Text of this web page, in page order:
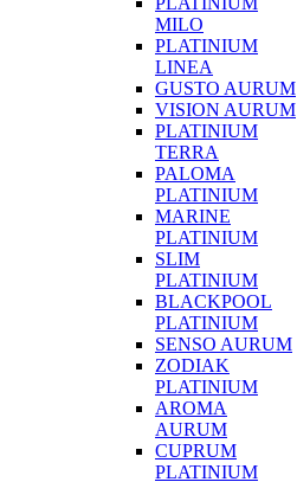
MILO
PLATINIUM
LINEA
GUSTO AURUM
VISION AURUM
PLATINIUM
TERRA
PALOMA
PLATINIUM
MARINE
PLATINIUM
SLIM
PLATINIUM
BLACKPOOL
PLATINIUM
SENSO AURUM
ZODIAK
PLATINIUM
AROMA
AURUM
CUPRUM
PLATINIUM